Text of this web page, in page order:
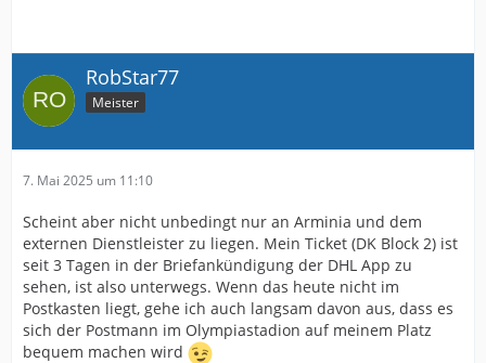
RobStar77
Meister
7. Mai 2025 um 11:10
Scheint aber nicht unbedingt nur an Arminia und dem
externen Dienstleister zu liegen. Mein Ticket (DK Block 2) ist
seit 3 Tagen in der Briefankündigung der DHL App zu
sehen, ist also unterwegs. Wenn das heute nicht im
Postkasten liegt, gehe ich auch langsam davon aus, dass es
sich der Postmann im Olympiastadion auf meinem Platz
bequem machen wird